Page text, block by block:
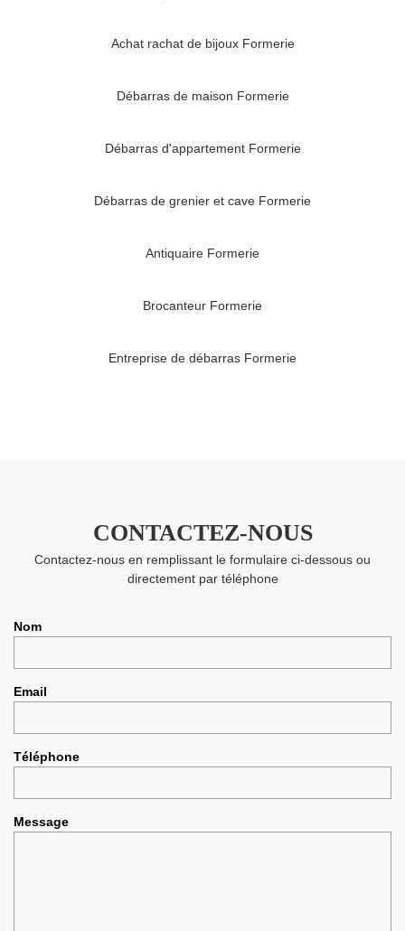
Achat rachat de bijoux Formerie
Débarras de maison Formerie
Débarras d'appartement Formerie
Débarras de grenier et cave Formerie
Antiquaire Formerie
Brocanteur Formerie
Entreprise de débarras Formerie
CONTACTEZ-NOUS
Contactez-nous en remplissant le formulaire ci-dessous ou
directement par téléphone
Nom
Email
Téléphone
Message